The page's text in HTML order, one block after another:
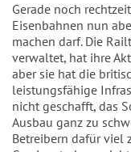
Gerade noch
Eisenbahnen nun
machen darf. Die
verwaltet, hat ihre
aber sie hat die
leistungsfähige
nicht geschafft, das
Ausbau ganz zu
Betreibern dafür viel